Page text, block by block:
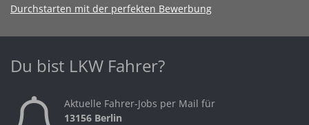
Durchstarten mit der perfekten Bewerbung
Du bist LKW Fahrer?
Aktuelle Fahrer-Jobs per Mail für
13156 Berlin